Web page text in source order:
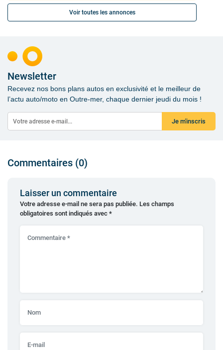
Voir toutes les annonces
Newsletter
Recevez nos bons plans autos en exclusivité et le meilleur de
l’actu auto/moto en Outre-mer, chaque dernier jeudi du mois !
Je m'inscris
Commentaires (0)
Laisser un commentaire
Votre adresse e-mail ne sera pas publiée. Les champs
obligatoires sont indiqués avec *